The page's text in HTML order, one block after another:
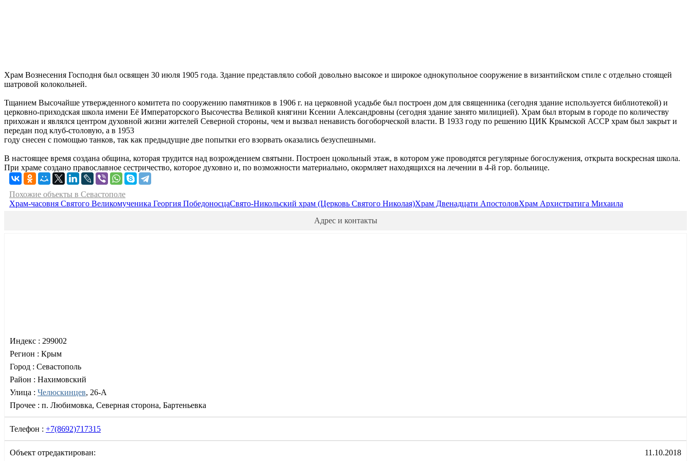
Храм Вознесения Господня был освящен 30 июля 1905 года. Здание представляло собой довольно высокое и широкое однокупольное сооружение в византийском стиле с отдельно стоящей
шатровой колокольней.
Тщанием Высочайше утвержденного комитета по сооружению памятников в 1906 г. на церковной усадьбе был построен дом для священника (сегодня здание используется библиотекой) и
церковно-приходская школа имени Её Императорского Высочества Великой княгини Ксении Александровны (сегодня здание занято милицией). Храм был вторым в городе по количеству
прихожан и являлся центром духовной жизни жителей Северной стороны, чем и вызвал ненависть богоборческой власти. В 1933 году по решению ЦИК Крымской АССР храм был закрыт и
передан под клуб-столовую, а в 1953
году снесен с помощью танков, так как предыдущие две попытки его взорвать оказались безуспешными.
В настоящее время создана община, которая трудится над возрождением святыни. Построен цокольный этаж, в котором уже проводятся регулярные богослужения, открыта воскресная школа.
При храме создано православное сестричество, которое духовно и, по возможности материально, окормляет находящихся на лечении в 4-й гор. больнице.
Похожие объекты в Севастополе
Храм-часовня Святого Великомученика Георгия ПобедоносцаСвято-Никольский храм (Церковь Святого Николая)Храм Двенадцати АпостоловХрам Архистратига Михаила
Адрес и контакты
Индекс : 299002
Регион : Крым
Город : Севастополь
Район : Нахимовский
Улица : Челюскинцев, 26-А
Прочее : п. Любимовка, Северная сторона, Бартеньевка
Телефон : +7(8692)717315
Объект отредактирован: 11.10.2018